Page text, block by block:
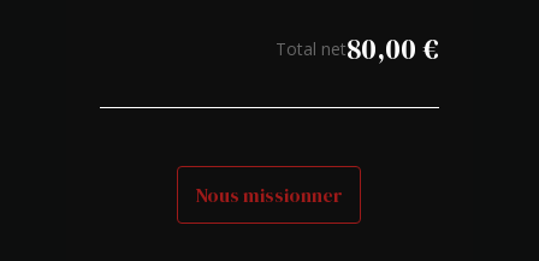
Total net80,00€
Nous missionner